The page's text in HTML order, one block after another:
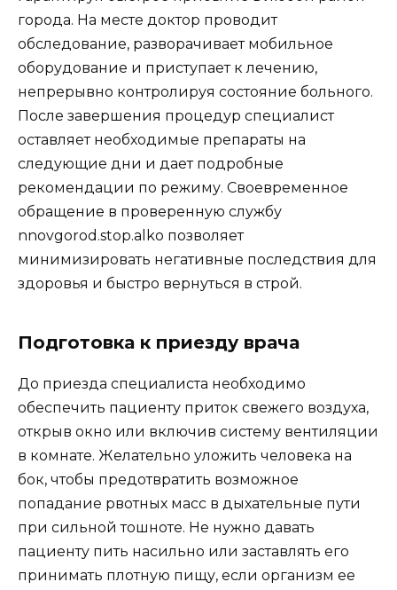
города. На месте доктор проводит
обследование, разворачивает мобильное
оборудование и приступает к лечению,
непрерывно контролируя состояние больного.
После завершения процедур специалист
оставляет необходимые препараты на
следующие дни и дает подробные
рекомендации по режиму. Своевременное
обращение в проверенную службу
nnovgorod.stop.alko позволяет
минимизировать негативные последствия для
здоровья и быстро вернуться в строй.
Подготовка к приезду врача
До приезда специалиста необходимо
обеспечить пациенту приток свежего воздуха,
открыв окно или включив систему вентиляции
в комнате. Желательно уложить человека на
бок, чтобы предотвратить возможное
попадание рвотных масс в дыхательные пути
при сильной тошноте. Не нужно давать
пациенту пить насильно или заставлять его
принимать плотную пищу, если организм ее